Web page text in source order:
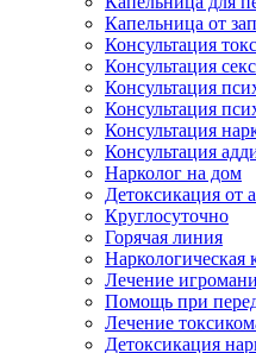
Капельница от
Консультация
Консультация
Консультация
Консультация
Консультация
Консультация
Нарколог на дом
Детоксикация от
Круглосуточно
Горячая линия
Наркологическая
Лечение
Помощь при
Лечение
Детоксикация